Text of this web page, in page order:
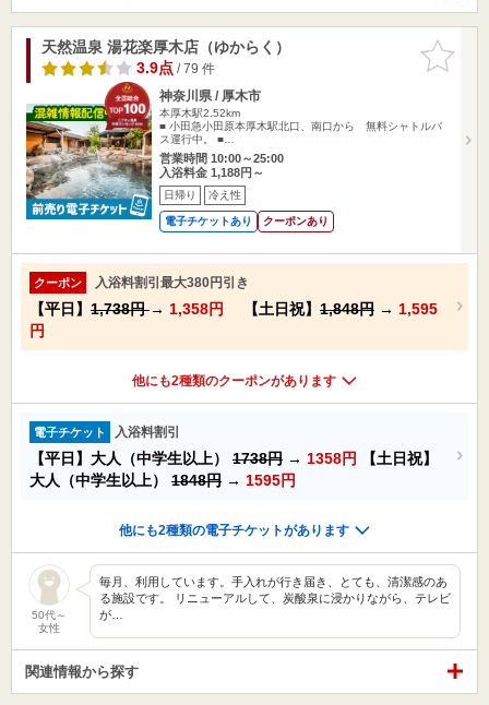
お気に入
りに追加
天然温泉 湯花楽厚木店（ゆからく）
3.9点/ 79 件
神奈川県 / 厚木市
本厚木駅2.52km
■ 小田急小田原本厚木駅北口、南口から 無料シャトルバ
ス運行中。 ■…
営業時間 10:00～25:00
入浴料金 1,188円～
日帰り 冷え性
電子チケットあり クーポンあり
クーポン 入浴料割引最大380円引き
【平日】 1,738円→ 1,358円 【土日祝】 1,848円 → 1,595
円
他にも2種類のクーポンがあります
電子チケット 入浴料割引
【平日】大人（中学生以上） 1738円 → 1358円
【土日祝】
大人（中学生以上） 1848円 → 1595円
他にも2種類の電子チケットがあります
50代～
女性
毎月、利用しています。手入れが行き届き、とても、清潔感のあ
る施設です。 リニューアルして、炭酸泉に浸かりながら、テレビ
が…
関連情報から探す